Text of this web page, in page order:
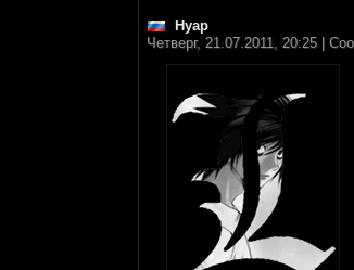
Нуар
Четверг, 21.07.2011, 20:25 |